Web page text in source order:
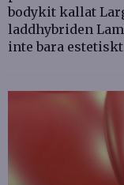
bodykit kallat
laddhybriden
inte bara